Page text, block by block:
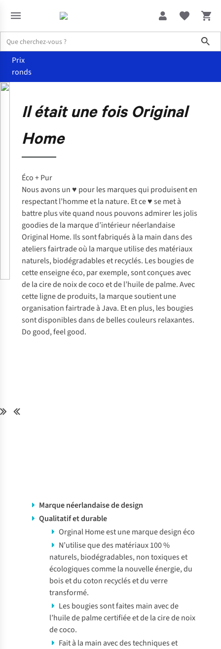
Prix
ronds
Original Home
Il était une foisOriginal
Home
Éco + Pur
Nous avons un ♥ pour les marques qui produisent en
respectant l’homme et la nature. Et ce ♥ se met à
battre plus vite quand nous pouvons admirer les jolis
goodiesde la marque d’intérieur néerlandaise
Original Home. Ils sont fabriqués à la main dans des
ateliers fairtrade où la marque utilise des matériaux
naturels, biodégradables et recyclés. Les bougies de
cette enseigne éco, par exemple, sont conçues avec
de la cire de noix de coco et de l’huile de palme. Avec
cette ligne de produits, la marque soutient une
organisation fairtrade à Java. Et en plus, les bougies
sont disponibles dans de belles couleurs relaxantes.
Do good, feel good.
Marque néerlandaise de design
Qualitatif et durable
Orginal Home est une marque design éco
N’utilise que des matériaux 100 %
naturels, biodégradables, non toxiques et
écologiques comme la nouvelle énergie, du
bois et du coton recyclés et du verre
transformé.
Les bougies sontfaites main avec de
l’huile de palme certifiée et de la cire de noix
de coco.
Fait à la main avec des techniques et